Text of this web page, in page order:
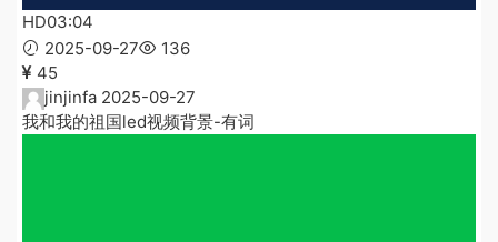
HD03:04
2025-09-27
136
45
jinjinfa 2025-09-27
我和我的祖国led视频背景-有词